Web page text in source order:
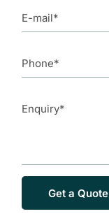
Get a Quote